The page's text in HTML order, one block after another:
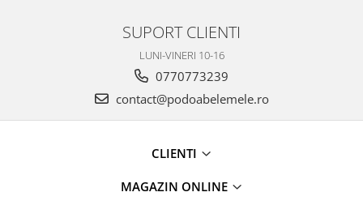
SUPORT CLIENTI
LUNI-VINERI 10-16
0770773239
contact@podoabelemele.ro
CLIENTI
MAGAZIN ONLINE